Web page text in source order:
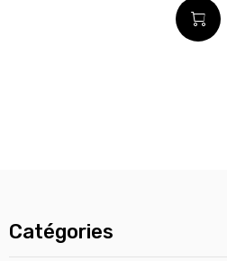
Catégories